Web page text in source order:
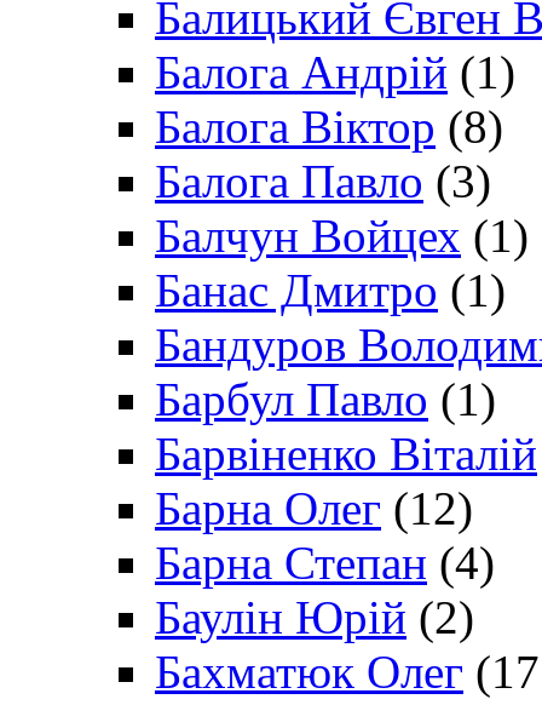
Балицький Євген
Балога Андрій (1)
Балога Віктор (8)
Балога Павло (3)
Балчун Войцех (1)
Банас Дмитро (1)
Бандуров
Барбул Павло (1)
Барвіненко Віталій
Барна Олег (12)
Барна Степан (4)
Баулін Юрій (2)
Бахматюк Олег